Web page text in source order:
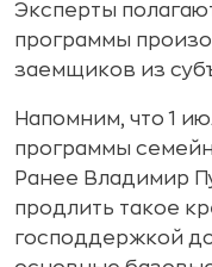
Эксперты
программы
заемщиков из
Напомним, что 1
программы
Ранее Владимир
продлить такое
господдержкой